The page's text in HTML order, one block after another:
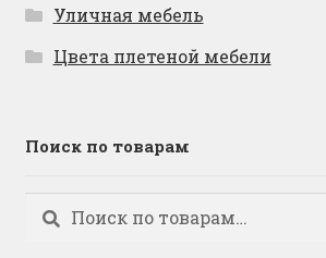
Уличная мебель
Цвета плетеной мебели
Поиск по товарам
Искать:
Поиск